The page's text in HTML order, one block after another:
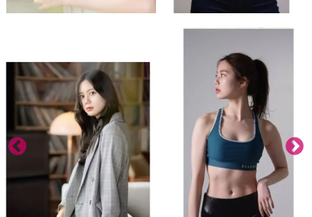
募集
プライバシーポリシー お問い合わせ